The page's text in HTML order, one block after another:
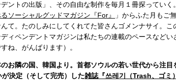
ントの出版」、その自由な制作を毎月１冊探っていく
ソーシャルグッドマガジン『For』
」からふた月もご
て。たのしみにしてくれてた皆さんゴメンナサイ。
ィペンデントマガジンは私たちの連載のペースなど
ね、がんばります）。
のお隣の国、韓国より。首都ソウルの若い世代から注
決定（そして完売）した雑誌『쓰레기（Trash、ゴミ